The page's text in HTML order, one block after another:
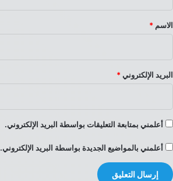
*
الاسم *
البريد الإلكتروني *
أعلمني بمتابعة التعليقات بواسطة البريد الإلكتروني.
أعلمني بالمواضيع الجديدة بواسطة البريد الإلكتروني.